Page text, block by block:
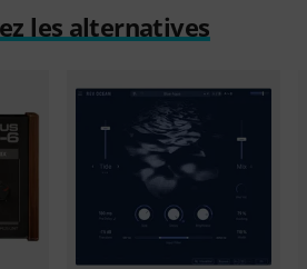
les alternatives